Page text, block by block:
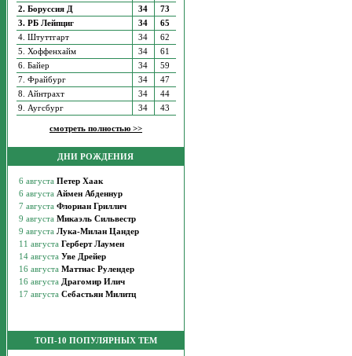
2. Боруссия Д
34
73
3. РБ Лейпциг
34
65
4. Штуттгарт
34
62
5. Хоффенхайм
34
61
6. Байер
34
59
7. Фрайбург
34
47
8. Айнтрахт
34
44
9. Аугсбург
34 43
смотреть полностью >>
ДНИ РОЖДЕНИЯ
ТОП-10 ПОПУЛЯРНЫХ ТЕМ